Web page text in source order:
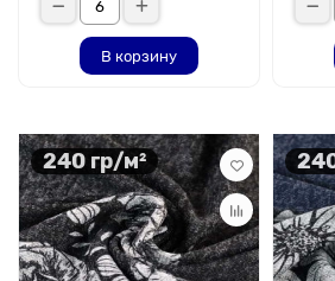
В корзину
240 гр/м²